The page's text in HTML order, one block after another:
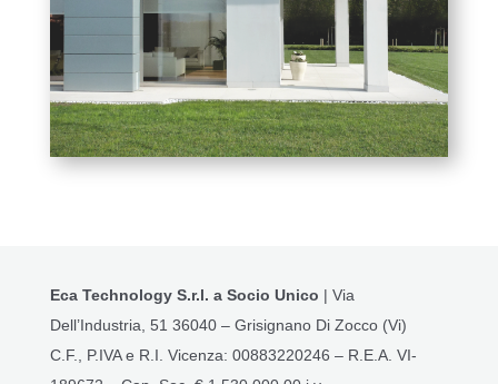
Eca Technology S.r.l. a Socio Unico | Via
Dell’Industria, 51 36040 – Grisignano Di Zocco (Vi)
C.F., P.IVA e R.I. Vicenza: 00883220246 – R.E.A. VI-